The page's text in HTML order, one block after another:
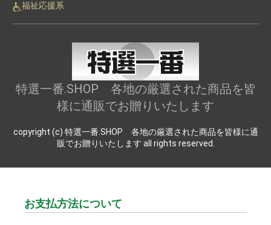
福祉応援系
特選一番.SHOP 各地の厳選された商品を皆
様に通販でお贈りいたします
copyright (c) 特選一番.SHOP 各地の厳選された商品を皆様に通
販でお贈りいたします all rights reserved.
お支払方法について